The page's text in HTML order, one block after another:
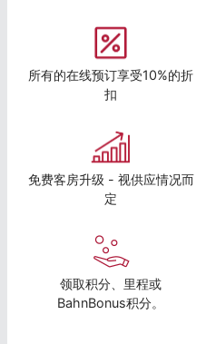
所有的在线预订享受10%的折
扣
免费客房升级 - 视供应情况而
定
领取积分、里程或
BahnBonus积分。